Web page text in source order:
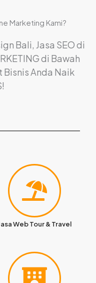
Marketing Kami?
Bali, Jasa SEO di
di Bawah
Bisnis Anda Naik
Web Tour & Travel